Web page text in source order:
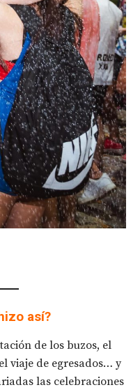
así?
de los buzos, el
viaje de egresados… y
las celebraciones